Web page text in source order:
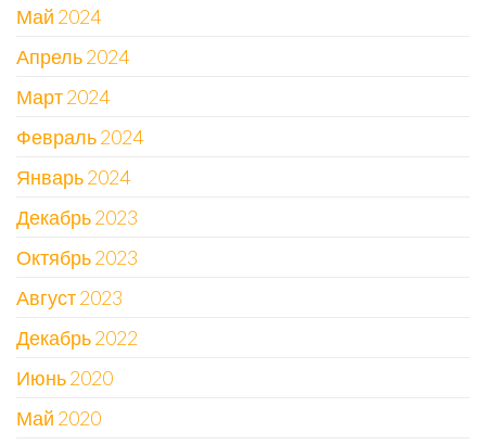
Май 2024
Апрель 2024
Март 2024
Февраль 2024
Январь 2024
Декабрь 2023
Октябрь 2023
Август 2023
Декабрь 2022
Июнь 2020
Май 2020